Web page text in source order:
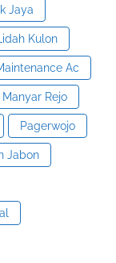
Jaya
Lidah Kulon
Ac
Manyar Rejo
Pagerwojo
Jabon